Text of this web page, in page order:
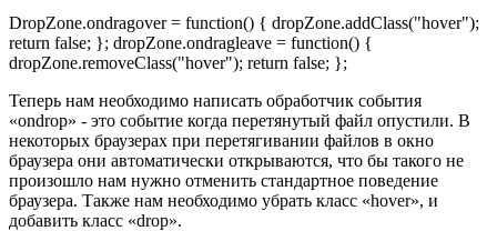
DropZone.ondragover = function() { dropZone.addClass("hover");
return false; }; dropZone.ondragleave = function() {
dropZone.removeClass("hover"); return false; };
Теперь нам необходимо написать обработчик события
«ondrop» - это событие когда перетянутый файл опустили. В
некоторых браузерах при перетягивании файлов в окно
браузера они автоматически открываются, что бы такого не
произошло нам нужно отменить стандартное поведение
браузера. Также нам необходимо убрать класс «hover», и
добавить класс «drop».